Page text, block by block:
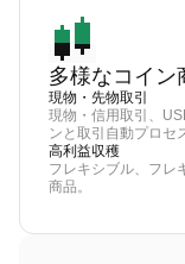
多様なコイン
現物・先物取引
現物・信用取引、
ンと取引自動プロセ
高利益収穫
フレキシブル、フレ
商品。